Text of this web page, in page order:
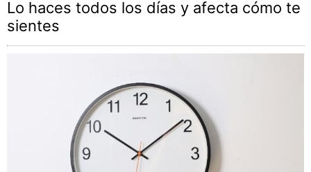
Lo haces todos los días y afecta cómo te
sientes